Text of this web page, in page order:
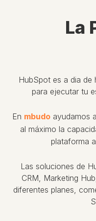
La
HubSpot es a dia de
para ejecutar tu
En mbudo ayudamos
al máximo la
plataforma
Las soluciones de
CRM, Marketing
diferentes planes,